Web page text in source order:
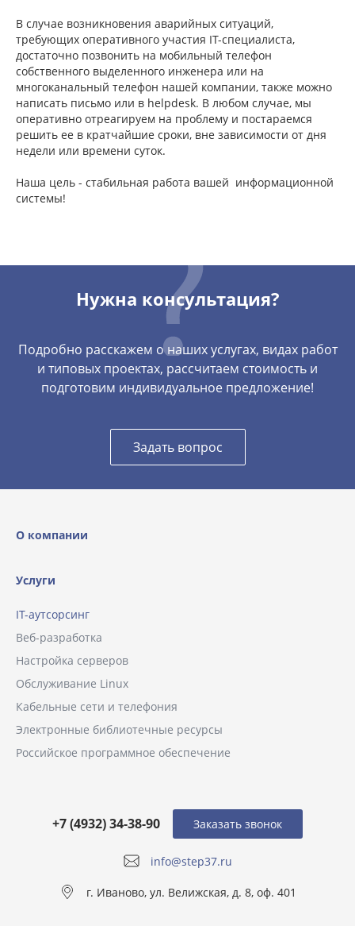
В случае возникновения аварийных ситуаций,
требующих оперативного участия IT-специалиста,
достаточно позвонить на мобильный телефон
собственного выделенного инженера или на
многоканальный телефон нашей компании, также можно
написать письмо или в helpdesk. В любом случае, мы
оперативно отреагируем на проблему и постараемся
решить ее в кратчайшие сроки, вне зависимости от дня
недели или времени суток.
Наша цель - стабильная работа вашей информационной
системы!
Нужна консультация?
Подробно расскажем о наших услугах, видах работ
и типовых проектах, рассчитаем стоимость и
подготовим индивидуальное предложение!
Задать вопрос
О компании
Услуги
IT-аутсорсинг
Веб-разработка
Настройка серверов
Обслуживание Linux
Кабельные сети и телефония
Электронные библиотечные ресурсы
Российское программное обеспечение
info@step37.ru
+7 (4932) 34-38-90
г. Иваново, ул. Велижская, д. 8, оф. 401
Заказать звонок